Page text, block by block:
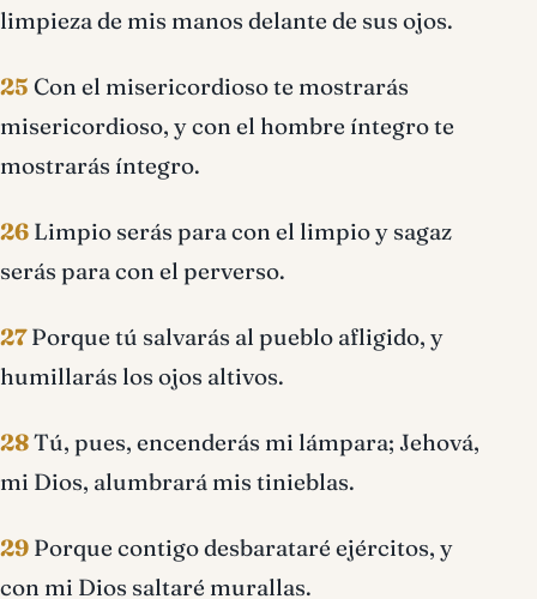
limpieza de mis manos delante de sus ojos.
25 Con el misericordioso te mostrarás
misericordioso, y con el hombre íntegro te
mostrarás íntegro.
26 Limpio serás para con el limpio y sagaz
serás para con el perverso.
27Porque tú salvarás al pueblo afligido, y
humillarás los ojos altivos.
28Tú, pues, encenderás mi lámpara; Jehová,
mi Dios, alumbrará mis tinieblas.
29 Porque contigo desbarataré ejércitos, y
con mi Dios saltaré murallas.